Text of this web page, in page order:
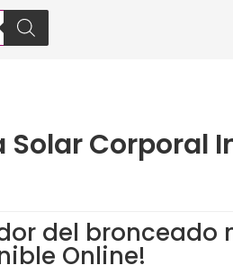
Solar Corporal
del bronceado
Online!